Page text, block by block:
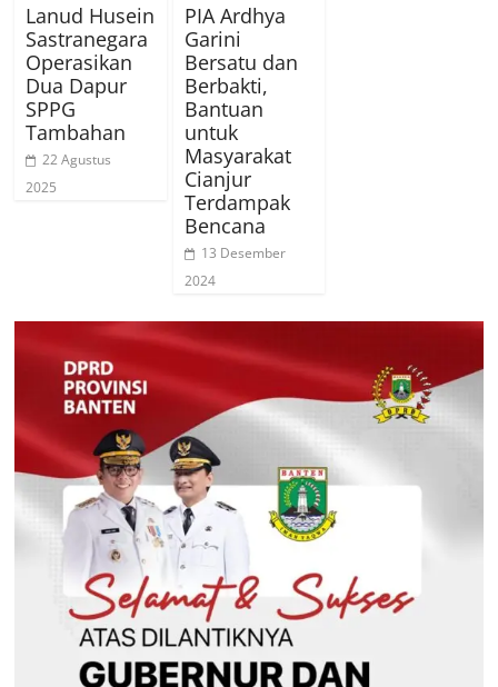
Lanud Husein
Sastranegara
Operasikan
Dua Dapur
SPPG
Tambahan
22 Agustus
2025
PIA Ardhya
Garini
Bersatu dan
Berbakti,
Bantuan
untuk
Masyarakat
Cianjur
Terdampak
Bencana
13 Desember
2024